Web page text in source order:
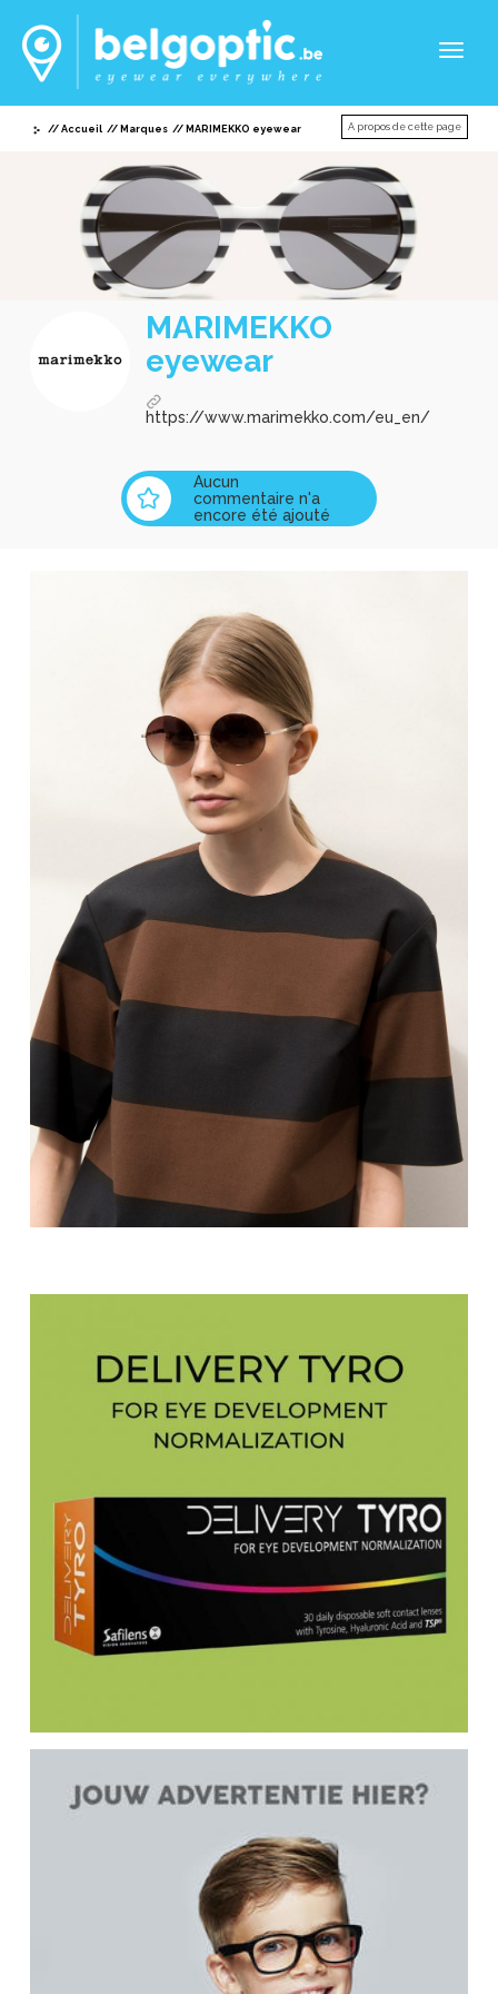
Accueil Marques MARIMEKKO eyewear A propos de cette page
MARIMEKKO
eyewear
https://www.marimekko.com/eu_en/
Aucun
commentaire n'a
encore été ajouté